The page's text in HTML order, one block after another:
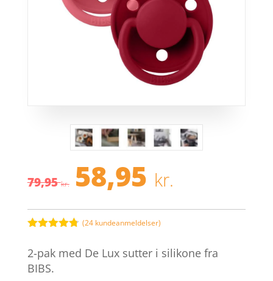
79,95kr. Den
oprindelige
pris
var:
79,95 kr..
58,95 kr.
pris
er:
ud af 5
baseret på
kundebedø
(24 kundeanmeldelser)
2-pak med De Lux sutter i silikone fra
BIBS.